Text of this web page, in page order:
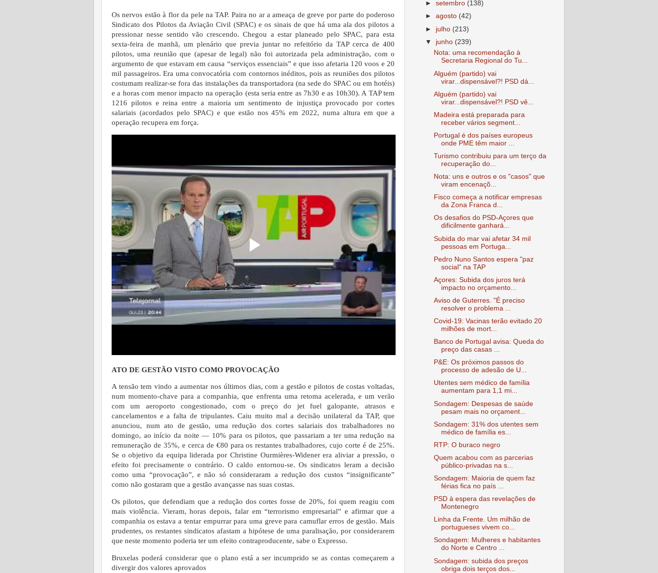
Os nervos estão à flor da pele na TAP. Paira no ar a ameaça de greve por parte do poderoso
Sindicato dos Pilotos da Aviação Civil (SPAC) e os sinais de que há uma ala dos pilotos a
pressionar nesse sentido vão crescendo.Chegou a estar planeado pelo SPAC, para esta
sexta-feira de manhã, um plenário que previa juntar no refeitório da TAP cerca de 400
pilotos, uma reunião que (apesar de legal) não foi autorizada pela administração, com o
argumento de que estavam em causa “serviços essenciais” e que isso afetaria 120 voos e 20
mil passageiros. Era uma convocatória com contornos inéditos, pois as reuniões dos pilotos
costumam realizar-se fora das instalações da transportadora (na sede do SPAC ou em hotéis)
e a horas com menor impacto na operação (esta seria entre as 7h30 e as 10h30). A TAP tem
1216 pilotos e reina entre a maioria um sentimento de injustiça provocado por cortes
salariais (acordados pelo SPAC) e que estão nos 45% em 2022, numa altura em que a
operação recupera em força.
ATO DE GESTÃO VISTO COMO PROVOCAÇÃO
A tensão tem vindo a aumentar nos últimos dias, com a gestão e pilotos de costas voltadas,
num momento-chave para a companhia, que enfrenta uma retoma acelerada, e um verão
com um aeroporto congestionado, com o preço do jet fuel galopante, atrasos e
cancelamentos e a falta de tripulantes. Caiu muito mal a decisão unilateral da TAP, que
anunciou, num ato de gestão, uma redução dos cortes sala­riais dos trabalhadores no
domingo, ao início da noite — 10% para os pilotos, que passariam a ter uma redução na
remuneração de 35%, e cerca de €80 para os restantes trabalhadores, cujo corte é de 25%.
Se o objetivo da equipa liderada por Christine Ourmières-Widener era aliviar a pressão, o
efeito foi precisamente o contrário. O caldo entornou-se. Os sindicatos leram a decisão
como uma “provocação”, e não só consideraram a redução dos custos “insignificante”
como não gostaram que a gestão avançasse nas suas costas.
Os pilotos, que defendiam que a redução dos cortes fosse de 20%, foi quem reagiu com
mais violência. Vieram, horas depois, falar em “terrorismo empresarial” e afirmar que a
companhia os estava a tentar empurrar para uma greve para camuflar erros de gestão. Mais
prudentes, os restantes sindicatos afastam a hipótese de uma paralisação, por considerarem
que neste momento poderia ter um efeito contraproducente, sabe o Expresso.
Bruxelas poderá considerar que o plano está a ser incumprido se as contas começarem a
divergir dos valores aprovados
►setembro (138)
►agosto (42)
► julho (213)
▼ junho (239)
Nota: uma recomendação à
Secretaria Regional do Tu...
Alguém (partido) vai
virar...dispensável?! PSD dá...
Alguém (partido) vai
virar...dispensável?! PSD vê...
Madeira está preparada para
receber vários segment...
Portugal é dos países europeus
onde PME têm maior ...
Turismo contribuiu para um terço da
recuperação do...
Nota: uns e outros e os "casos" que
viram encenaçõ...
Fisco começa a notificar empresas
da Zona Franca d...
Os desafios do PSD-Açores que
dificilmente ganhará...
Subida do mar vai afetar 34 mil
pessoas em Portuga...
Pedro Nuno Santos espera "paz
social" na TAP
Açores: Subida dos juros terá
impacto no orçamento...
Aviso de Guterres. "É preciso
resolver o problema ...
Covid-19: Vacinas terão evitado 20
milhões de mort...
Banco de Portugal avisa: Queda do
preço das casas ...
P&E: Os próximos passos do
processo de adesão de U...
Utentes sem médico de família
aumentam para 1,1 mi...
Sondagem: Despesas de saúde
pesam mais no orçament...
Sondagem: 31% dos utentes sem
médico de família es...
RTP: O buraco negro
Quem acabou com as parcerias
público-privadas na s...
Sondagem: Maioria de quem faz
férias fica no país ...
PSD à espera das revelações de
Montenegro
Linha da Frente. Um milhão de
portugueses vivem co...
Sondagem: Mulheres e habitantes
do Norte e Centro ...
Sondagem: subida dos preços
obriga dois terços dos...